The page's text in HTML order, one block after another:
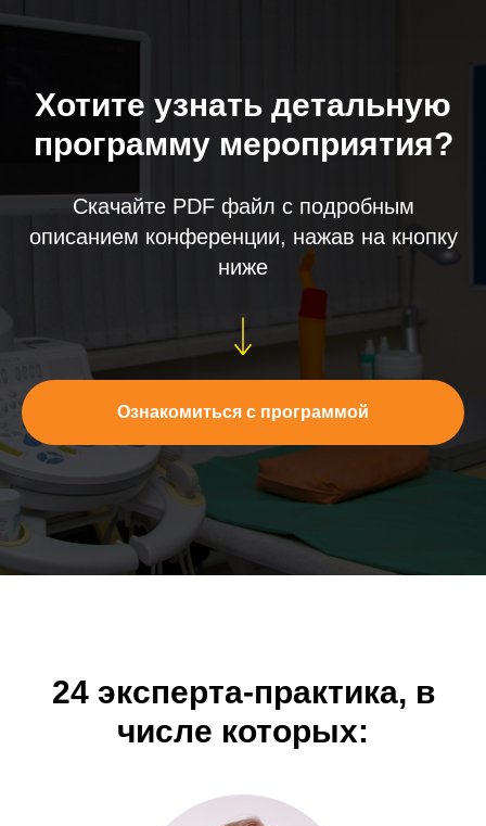
Хотите узнать детальную
программу мероприятия?
Скачайте PDF файл с подробным
описанием конференции, нажав на кнопку
ниже
Ознакомиться с программой
24 эксперта-практика, в
числе которых: